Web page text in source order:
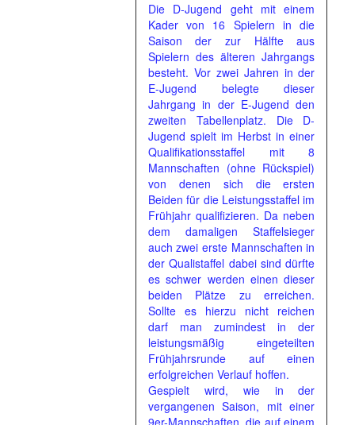
Die D-Jugend geht mit einem
Kader von 16 Spielern in die
Saison der zur Hälfte aus
Spielern des älteren Jahrgangs
besteht. Vor zwei Jahren in der
E-Jugend belegte dieser
Jahrgang in der E-Jugend den
zweiten Tabellenplatz. Die D-
Jugend spielt im Herbst in einer
Qualifikationsstaffel mit 8
Mannschaften (ohne Rückspiel)
von denen sich die ersten
Beiden für die Leistungsstaffel im
Frühjahr qualifizieren. Da neben
dem damaligen Staffelsieger
auch zwei erste Mannschaften in
der Qualistaffel dabei sind dürfte
es schwer werden einen dieser
beiden Plätze zu erreichen.
Sollte es hierzu nicht reichen
darf man zumindest in der
leistungsmäßig eingeteilten
Frühjahrsrunde auf einen
erfolgreichen Verlauf hoffen.
Gespielt wird, wie in der
vergangenen Saison, mit einer
9er-Mannschaften, die auf einem